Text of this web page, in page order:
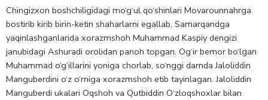
Chingizxon boshchiligidagi mo‘g‘ul qo‘shinlari Movarounnahrga
bostirib kirib birin-ketin shaharlarni egallab, Samarqandga
yaqinlashganlarida xorazmshoh Muhammad Kaspiy dengizi
janubidagi Ashuradi orolidan panoh topgan. Og‘ir bemor bo‘lgan
Muhammad o‘g‘illarini yoniga chorlab, so‘nggi damda Jaloliddin
Manguberdini o‘z o‘rniga xorazmshoh etib tayinlagan. Jaloliddin
Manguberdi ukalari Oqshoh va Qutbiddin O‘zloqshoxlar bilan